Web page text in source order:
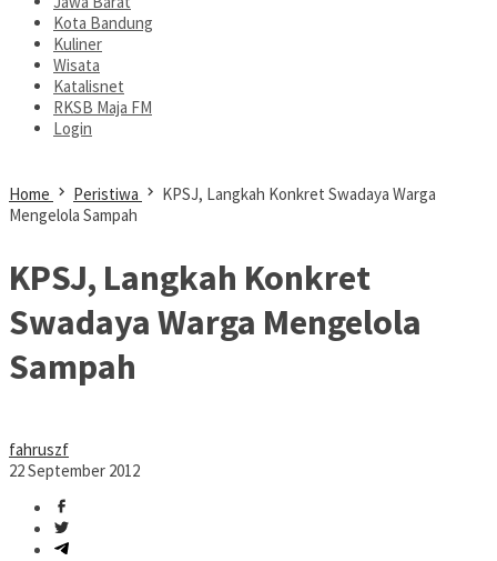
Kota Bandung
Kuliner
Wisata
Katalisnet
RKSB Maja FM
Login
Home Peristiwa
KPSJ, Langkah Konkret Swadaya Warga
Mengelola Sampah
KPSJ, Langkah Konkret
Swadaya Warga Mengelola
Sampah
fahruszf
22 September 2012